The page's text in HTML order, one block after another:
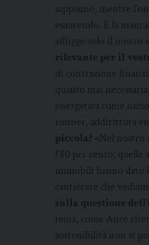
sappiamo, mentre
esaurendo. E la
affligge solo il nostro
rilevante per il
di contrazione
quanto mai
energetica come
runner, addirittura
piccola? «Nel nostro
l’80 per cento;
immobili hanno dato
cantierare che
sulla questione
tema, come Ance
sostenibilità non si